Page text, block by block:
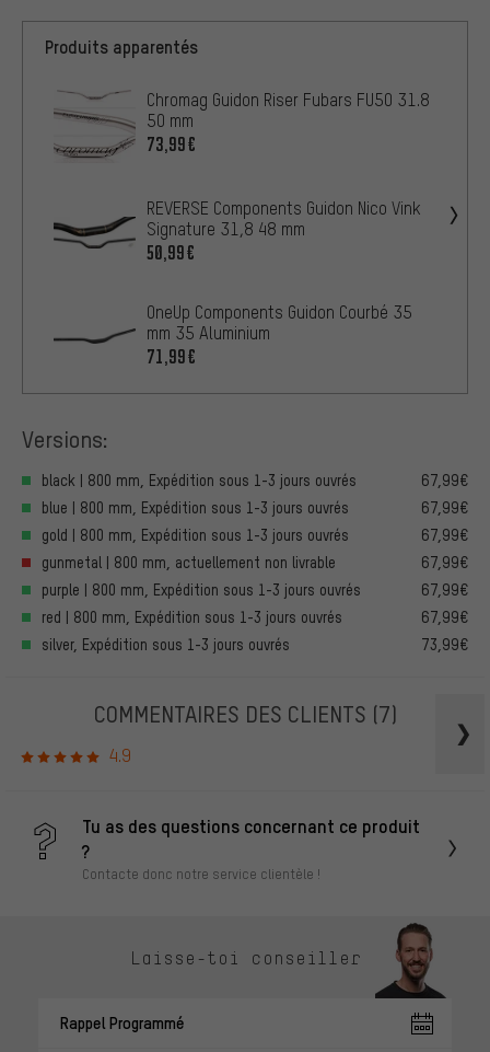
Produits apparentés
Chromag Guidon Riser Fubars FU50 31.8
50 mm
73,99€
REVERSE Components Guidon Nico Vink
Signature 31,8 48 mm
50,99€
OneUp Components Guidon Courbé 35
mm 35 Aluminium
71,99€
Versions:
black | 800 mm, Expédition sous 1-3 jours ouvrés
67,99€
blue | 800 mm, Expédition sous 1-3 jours ouvrés
67,99€
gold | 800 mm, Expédition sous 1-3 jours ouvrés
67,99€
gunmetal | 800 mm, actuellement non livrable
67,99€
purple | 800 mm, Expédition sous 1-3 jours ouvrés
67,99€
red | 800 mm, Expédition sous 1-3 jours ouvrés
67,99€
silver, Expédition sous 1-3 jours ouvrés
73,99€
COMMENTAIRES DES CLIENTS (7)
4.9
Tu as des questions concernant ce produit
?
Contacte donc notre service clientèle !
Laisse-toi conseiller
Rappel Programmé